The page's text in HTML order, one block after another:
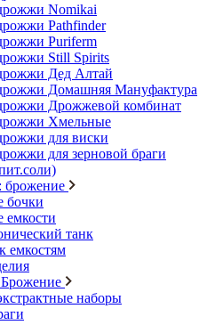
Nomikai
Pathfinder
Puriferm
Still Spirits
Дед Алтай
Домашняя Мануфактура
Дрожжевой комбинат
Хмельные
для виски
для зерновой браги
брожение
бочки
емкости
танк
емкостям
наборы